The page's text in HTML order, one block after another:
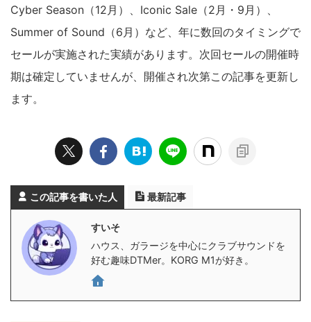
Cyber Season（12月）、Iconic Sale（2月・9月）、
Summer of Sound（6月）など、年に数回のタイミングで
セールが実施された実績があります。次回セールの開催時
期は確定していませんが、開催され次第この記事を更新し
ます。
この記事を書いた人 最新記事
すいそ
ハウス、ガラージを中心にクラブサウンドを
好む趣味DTMer。KORG M1が好き。